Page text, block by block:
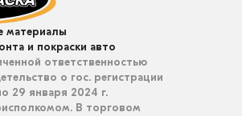
материалы
и покраски авто
ответственностью
о гос. регистрации
29 января 2024 г.
В торговом